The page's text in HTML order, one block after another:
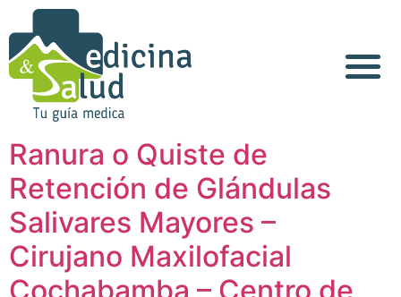
Ranura o Quiste de
Retención de Glándulas
Salivares Mayores –
Cirujano Maxilofacial